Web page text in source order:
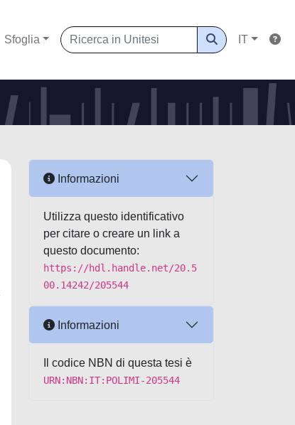
Sfoglia IT
Informazioni
Utilizza questo identificativo
per citare o creare un link a
questo documento:
https://hdl.handle.net/20.5
00.14242/205544
Informazioni
Il codice NBN di questa tesi è
URN:NBN:IT:POLIMI-205544